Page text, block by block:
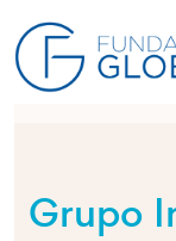
Grupo